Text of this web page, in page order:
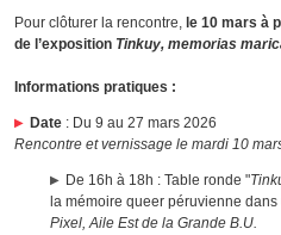
Pour clôturer la rencontre, le 10 mars à
de l’exposition Tinkuy, memorias
Informations pratiques :
Date: Du 9 au 27 mars 2026
Rencontre et vernissage le mardi 10
De 16h à 18h : Table ronde "
la mémoire queer péruvienne
Pixel, Aile Est de la Grande B.U.